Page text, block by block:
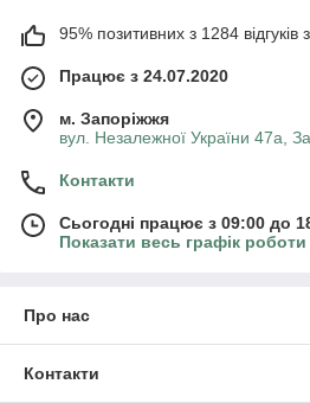
95% позитивних з 1284 відгуків
Працює з 24.07.2020
м. Запоріжжя
вул. Незалежної України 47а,
Контакти
Сьогодні працює з 09:00 до
Показати весь графік роботи
Про нас
Контакти